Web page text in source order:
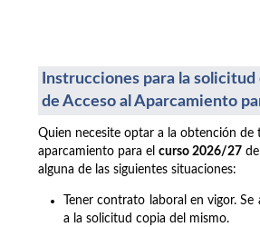
Instrucciones para la
de Acceso al Aparcamiento
Quien necesite optar a la obtención de
aparcamiento para el curso 2026/27
alguna de las siguientes situaciones:
Tener contrato laboral en vigor.
a la solicitud copia del mismo.